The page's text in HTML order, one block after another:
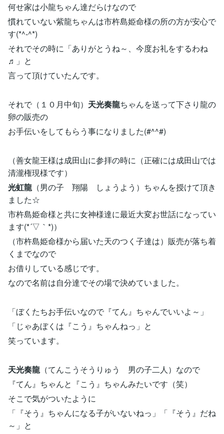
何せ家は小龍ちゃん達だらけなので
慣れていない紫龍ちゃんは市杵島姫命様の所の方が安心で
す(*^-^*)
それでその時に「ありがとうね～、今度お礼をするわね
♬」と
言って頂けていたんです。
それで（１０月中旬） 天光奏龍ちゃんを送って下さり龍の
卵の販売の
お手伝いをしてもらう事になりました(#^^#)
（善女龍王様は成田山に参拝の時に（正確には成田山では
清瀧権現様です）
光虹龍 （男の子 翔陽 しょうよう）ちゃんを授けて頂き
ました☆
市杵島姫命様と共に女神様達に最近大変お世話になってい
ます(*´▽｀*)）
（市杵島姫命様から届いた天のつく子達は）販売が落ち着
くまでなので
お借りしている感じです。
なので名前は自分達でその場で決めていました。
「ぼくたちお手伝いなので『てん』ちゃんでいいよ～」
「じゃあぼくは『こう』ちゃんねっ」と
笑っています。
天光奏龍 （てんこうそうりゅう 男の子二人）なので
『てん』ちゃんと『こう』ちゃんみたいです（笑）
そこで気がついたように
「『そう』ちゃんになる子がいないねっ」「『そう』だね
～」と